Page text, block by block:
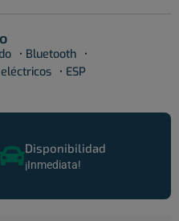
· Bluetooth ·
· ESP
Disponibilidad
¡Inmediata!